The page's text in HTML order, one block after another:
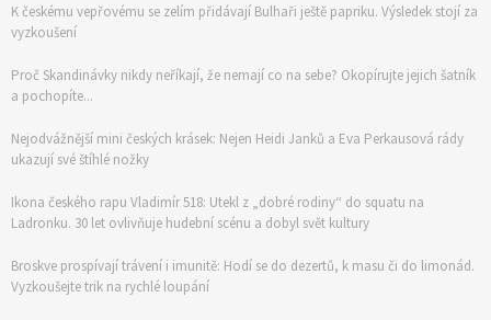
K českému vepřovému se zelím přidávají Bulhaři ještě papriku. Výsledek stojí za
vyzkoušení
Proč Skandinávky nikdy neříkají, že nemají co na sebe? Okopírujte jejich šatník
a pochopíte...
Nejodvážnější mini českých krásek: Nejen Heidi Janků a Eva Perkausová rády
ukazují své štíhlé nožky
Ikona českého rapu Vladimír 518: Utekl z „dobré rodiny“ do squatu na
Ladronku. 30 let ovlivňuje hudební scénu a dobyl svět kultury
Broskve prospívají trávení i imunitě: Hodí se do dezertů, k masu či do limonád.
Vyzkoušejte trik na rychlé loupání